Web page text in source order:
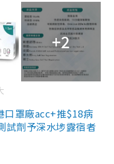
+2
口罩廠acc+推$18病
試劑予深水埗露宿者